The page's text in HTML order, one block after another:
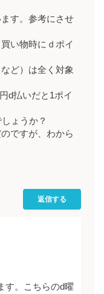
す。参考にさせ
い物時にｄポイ
ど）は全く対象
d払いだと1ポイ
ょうか？
ですが、わから
返信する
す。こちらのd曜